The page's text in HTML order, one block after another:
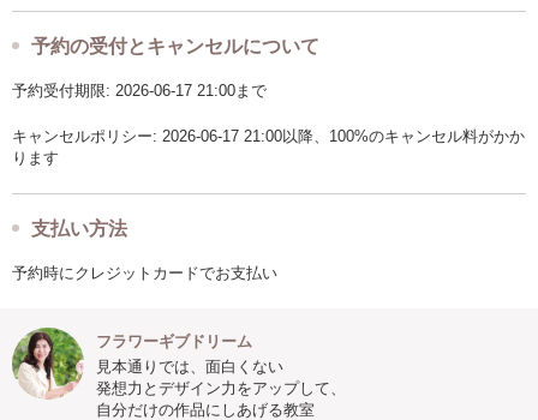
予約の受付とキャンセルについて
予約受付期限: 2026-06-17 21:00まで
キャンセルポリシー: 2026-06-17 21:00以降、100%のキャンセル料がかか
ります
支払い方法
予約時にクレジットカードでお支払い
フラワーギブドリーム
見本通りでは、面白くない
発想力とデザイン力をアップして、
自分だけの作品にしあげる教室